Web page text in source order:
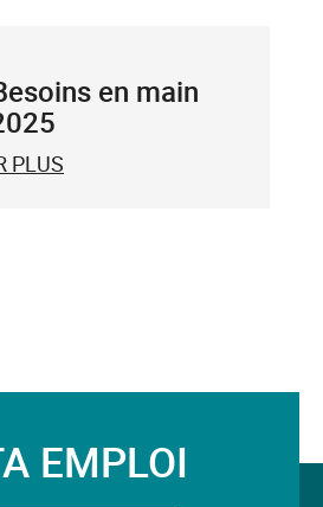
en main
PLUS
EMPLOI